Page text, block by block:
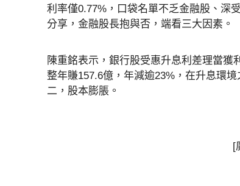
利率僅0.77%，口袋名單不乏金融股、深
分享，金融股長抱與否，端看三大因素。
陳重銘表示，銀行股受惠升息利差理當
整年賺157.6億，年減逾23%，在升息環
二，股本膨脹。
[